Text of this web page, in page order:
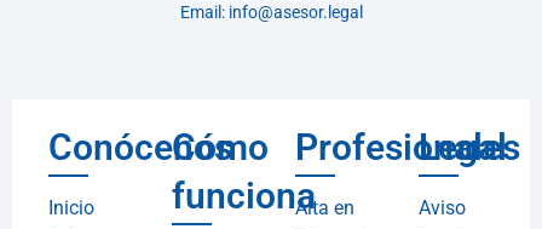
Email: info@asesor.legal
Conócenos
Inicio
Cómo
funciona
Profesionales
Alta en
Legal
Aviso